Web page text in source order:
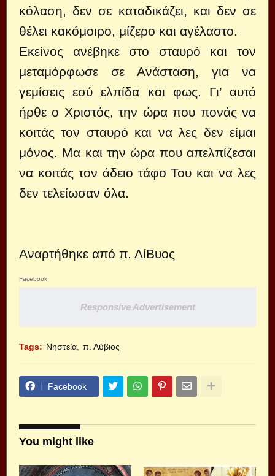
κόλαση, δεν σε καταδικάζει, και δεν σε
θέλει κακόμοιρο, μίζερο και αγέλαστο.
Εκείνος ανέβηκε στο σταυρό και τον
μεταμόρφωσε σε Ανάσταση, για να
γεμίσεις εσύ ελπίδα και φως. Γι’ αυτό
ήρθε ο Χριστός, την ώρα που πονάς να
κοιτάς τον σταυρό και να λες δεν είμαι
μόνος. Μα και την ώρα που απελπίζεσαι
να κοιτάς τον άδειο τάφο Του και να λες
δεν τελείωσαν όλα.
Αναρτήθηκε από π. ΛίΒυος
Facebook
Responsive Advertisement
Tags: Νηστεία π. Λύβιος
Facebook
You might like